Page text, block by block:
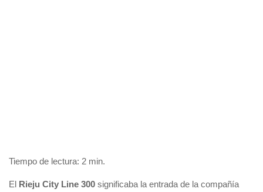
Tiempo de lectura: 2 min.
El Rieju City Line 300 significaba la entrada de la compañía